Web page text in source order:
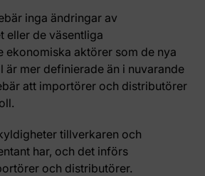
inga ändringar av
eller de väsentliga
ekonomiska aktörer som de nya
är mer definierade än i nuvarande
att importörer och distributörer
tillverkaren och
har, och det införs
och distributörer.